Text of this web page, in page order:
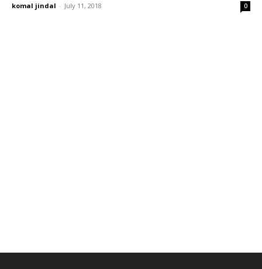
komal jindal - July 11, 2018 0